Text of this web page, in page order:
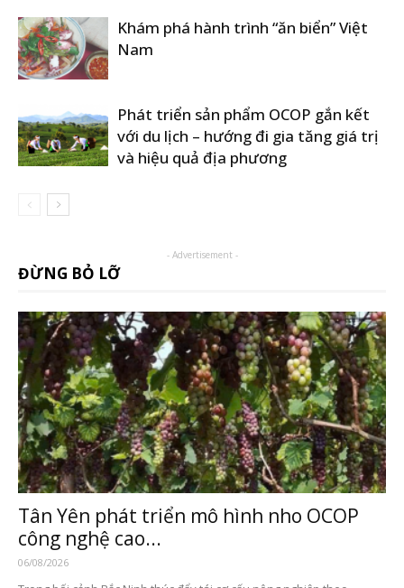
Khám phá hành trình “ăn biển” Việt
Nam
Phát triển sản phẩm OCOP gắn kết
với du lịch – hướng đi gia tăng giá trị
và hiệu quả địa phương
- Advertisement -
ĐỪNG BỎ LỠ
Tân Yên phát triển mô hình nho OCOP
công nghệ cao...
06/08/2026